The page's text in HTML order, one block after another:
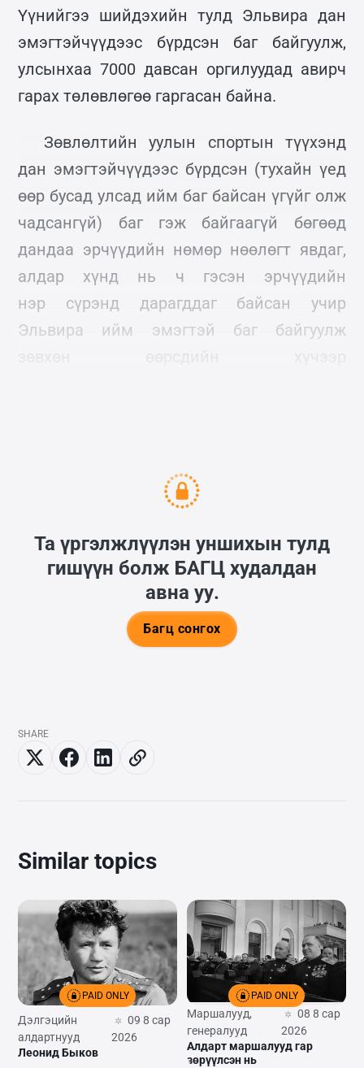
Үүнийгээ шийдэхийн тулд Эльвира дан
эмэгтэйчүүдээс бүрдсэн баг байгуулж,
улсынхаа 7000 давсан оргилуудад авирч
гарах төлөвлөгөө гаргасан байна.
Зөвлөлтийн уулын спортын түүхэнд
дан эмэгтэйчүүдээс бүрдсэн (тухайн үед
өөр бусад улсад ийм баг байсан үгүйг олж
чадсангүй) баг гэж байгаагүй бөгөөд
дандаа эрчүүдийн нөмөр нөөлөгт явдаг,
алдар хүнд нь ч гэсэн эрчүүдийн
нэр сүрэнд дарагддаг байсан учир
Эльвира ийм эмэгтэй баг байгуулж
Та үргэлжлүүлэн уншихын тулд
гишүүн болж БАГЦ худалдан
авна уу.
Багц сонгох
SHARE
Similar topics
PAID ONLY
Дэлгэцийн
алдартнууд
09 8 сар
2026
Леонид Быков
PAID ONLY
Маршалууд,
генералууд
08 8 сар
2026
Алдарт маршалууд гар
зөрүүлсэн нь